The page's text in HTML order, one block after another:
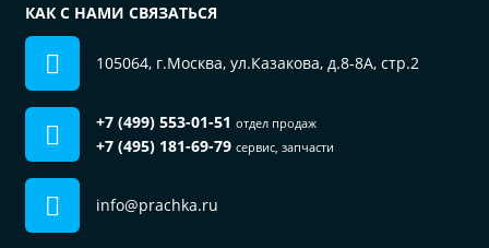
КАК С НАМИ СВЯЗАТЬСЯ
105064, г.Москва, ул.Казакова, д.8-8А, стр.2
+7 (499) 553-01-51 отдел продаж
+7 (495) 181-69-79 сервис, запчасти
info@prachka.ru